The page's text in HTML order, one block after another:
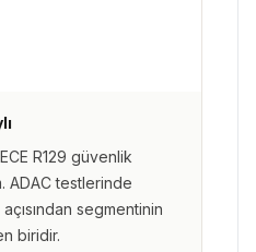
R129 güvenlik
ADAC testlerinde
segmentinin
biridir.